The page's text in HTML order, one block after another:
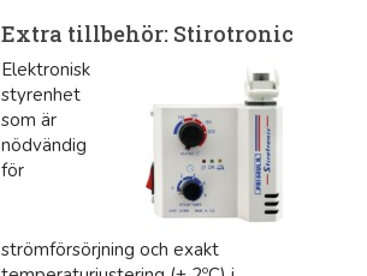
Extra tillbehör: Stirotronic
Elektronisk
styrenhet
som är
nödvändig
för
strömförsörjning och exakt